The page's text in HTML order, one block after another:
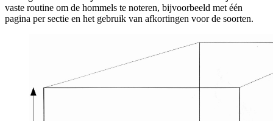
vaste routine om de hommels te noteren, bijvoorbeeld met één
pagina per sectie en het gebruik van afkortingen voor de soorten.